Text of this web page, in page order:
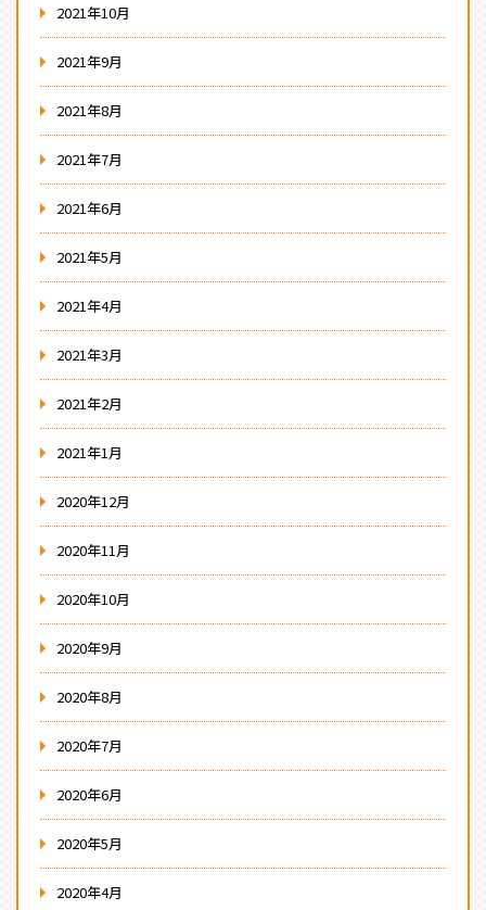
2021年10月
2021年9月
2021年8月
2021年7月
2021年6月
2021年5月
2021年4月
2021年3月
2021年2月
2021年1月
2020年12月
2020年11月
2020年10月
2020年9月
2020年8月
2020年7月
2020年6月
2020年5月
2020年4月